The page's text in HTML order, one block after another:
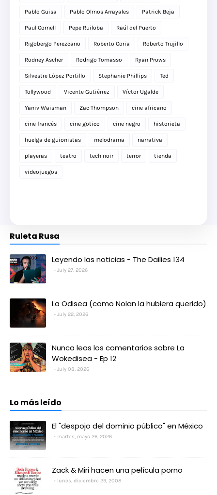
Pablo Guisa Pablo Olmos Arrayales Patrick Beja
Paul Cornell Pepe Ruiloba Raúl del Puerto
Rigobergo Perezcano Roberto Coria Roberto Trujillo
Rodney Ascher Rodrigo Tomasso Ryan Prows
Silvestre López Portillo Stephanie Phillips Ted
Tollywood Vicente Gutiérrez Víctor Ugalde
Yaniv Waisman Zac Thompson cine africano
cine francés cine gotico cine negro historieta
huelga de guionistas melodrama narrativa
playeras teatro tech noir terror tienda
videojuegos
Ruleta Rusa
Leyendo las noticias - The Dailies 134
July 27, 2026
La Odisea (como Nolan la hubiera querido)
July 22, 2026
Nunca leas los comentarios sobre La
Wokedisea - Ep 12
July 08, 2026
Lo más leído
El "despojo del dominio público" en México
martes, mayo 26, 2026
Zack & Miri hacen una película porno
lunes, diciembre 29, 2008